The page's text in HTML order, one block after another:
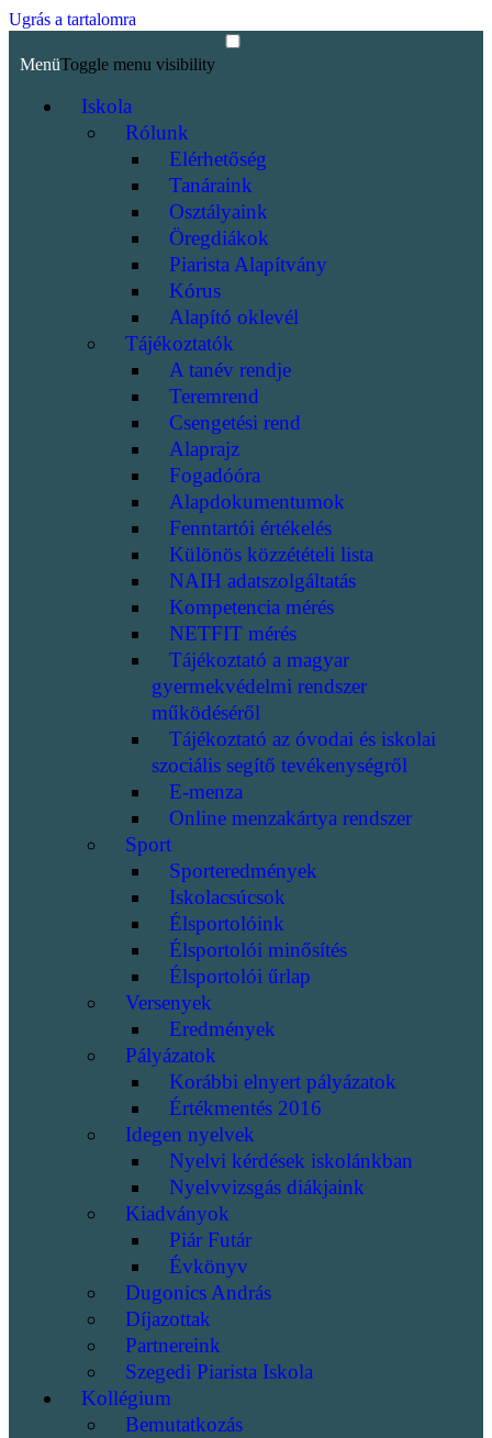
Ugrás a tartalomra
MenüToggle menu visibility
Iskola
Rólunk
Elérhetőség
Tanáraink
Osztályaink
Öregdiákok
Piarista Alapítvány
Kórus
Alapító oklevél
Tájékoztatók
A tanév rendje
Teremrend
Csengetési rend
Alaprajz
Fogadóóra
Alapdokumentumok
Fenntartói értékelés
Különös közzétételi lista
NAIH adatszolgáltatás
Kompetencia mérés
NETFIT mérés
Tájékoztató a magyar
gyermekvédelmi rendszer
működéséről
Tájékoztató az óvodai és iskolai
szociális segítő tevékenységről
E-menza
Online menzakártya rendszer
Sport
Sporteredmények
Iskolacsúcsok
Élsportolóink
Élsportolói minősítés
Élsportolói űrlap
Versenyek
Eredmények
Pályázatok
Korábbi elnyert pályázatok
Értékmentés 2016
Idegen nyelvek
Nyelvi kérdések iskolánkban
Nyelvvizsgás diákjaink
Kiadványok
Piár Futár
Évkönyv
Dugonics András
Díjazottak
Partnereink
Szegedi Piarista Iskola
Kollégium
Bemutatkozás